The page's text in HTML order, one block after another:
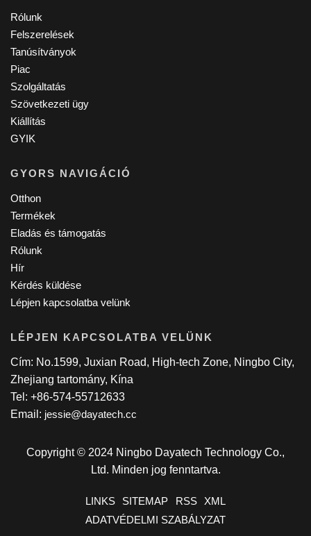
Rólunk
Felszerelések
Tanúsítványok
Piac
Szolgáltatás
Szövetkezeti ügy
Kiállítás
GYIK
GYORS NAVIGÁCIÓ
Otthon
Termékek
Eladás és támogatás
Rólunk
Hír
Kérdés küldése
Lépjen kapcsolatba velünk
LÉPJEN KAPCSOLATBA VELÜNK
Cím: No.1599, Juxian Road, High-tech Zone, Ningbo City,
Zhejiang tartomány, Kína
Tel: +86-574-55712633
Email: jessie@dayatech.cc
Copyright © 2024 Ningbo Dayatech Technology Co.,
Ltd. Minden jog fenntartva.
LINKS SITEMAP RSS
XML
ADATVÉDELMI SZABÁLYZAT